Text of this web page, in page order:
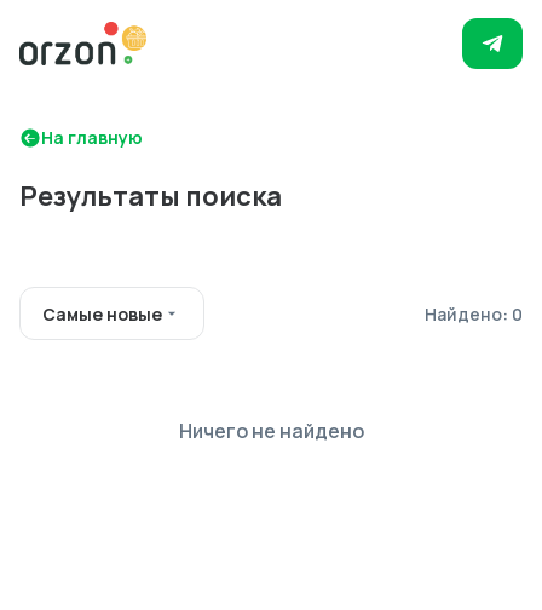
На главную
Результаты поиска
Самые новые Найдено: 0
Ничего не найдено